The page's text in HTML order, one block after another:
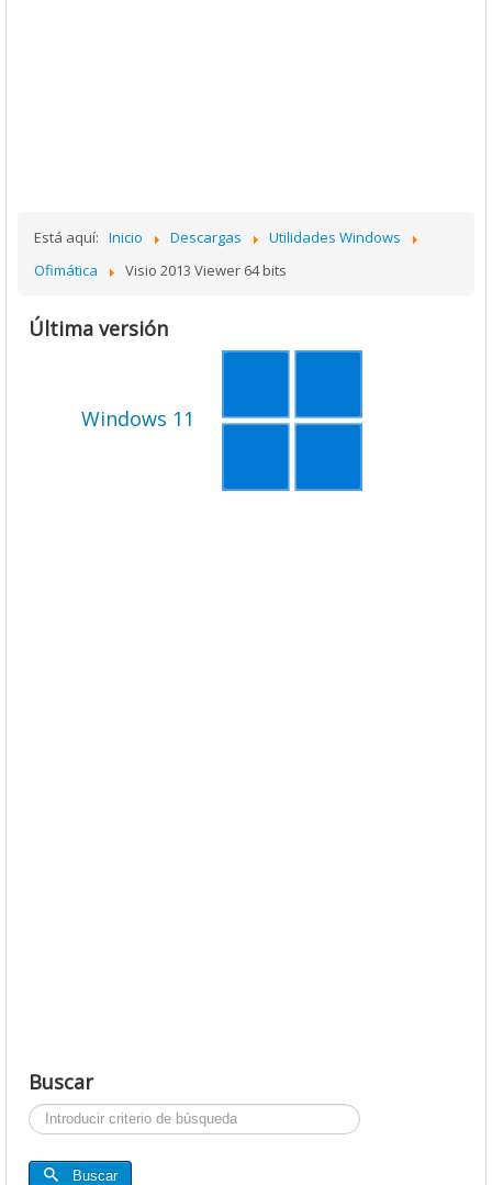
Está aquí: Inicio Descargas
Utilidades Windows
Ofimática
Visio 2013 Viewer 64 bits
Última versión
Windows 11
Buscar
Buscar...
Buscar